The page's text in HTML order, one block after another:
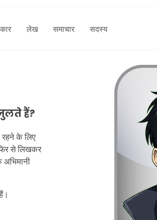
लेख समाचार सदस्य
हैं?
रहने के लिए
से लिखकर
अभिमानी